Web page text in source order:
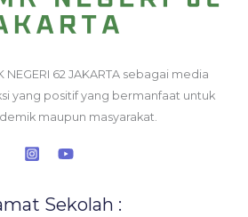
62 JAKARTA sebagai media
yang positif yang bermanfaat untuk
maupun masyarakat.
Sekolah :